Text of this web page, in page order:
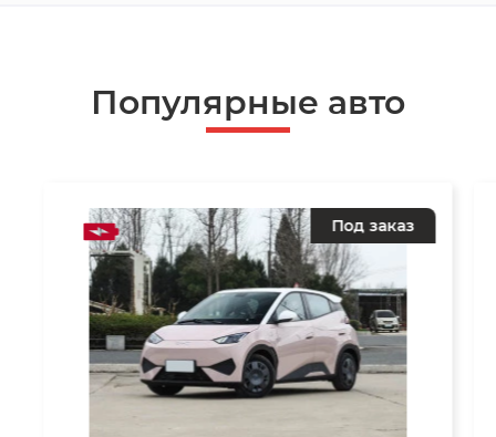
Популярные авто
Под заказ